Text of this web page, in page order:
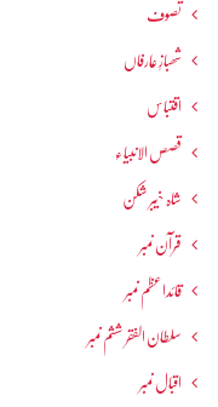
تصوف
شھبازِ عارفاں
اقتباس
قصص الانبیاء
شاہ خیبر شکن
قرآن نمبر
قائداعظم نمبر
سلطان الفقر ششم نمبر
اقبال نمبر